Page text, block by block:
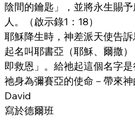
陰間的鑰匙」，並將永生賜
人。（啟示錄1：18）
耶穌降生時，神差派天使告
起名叫耶書亞（耶穌、爾撒
即救恩」。給祂起這個名字
祂身為彌賽亞的使命－帶來神
David
寫於德爾班